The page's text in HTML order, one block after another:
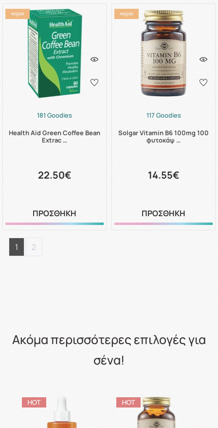
181 Goodies
Health Aid Green Coffee Bean
Extrac …
22.50€
ΠΡΟΣΘΗΚΗ
117 Goodies
Solgar Vitamin B6 100mg 100
φυτοκάψ …
14.55€
ΠΡΟΣΘΗΚΗ
1 2
Ακόμα περισσότερες επιλογές για
σένα!